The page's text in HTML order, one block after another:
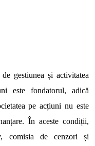
gestiunea și activitatea
este fondatorul, adică
pe acțiuni nu este
În aceste condiții,
comisia de cenzori și